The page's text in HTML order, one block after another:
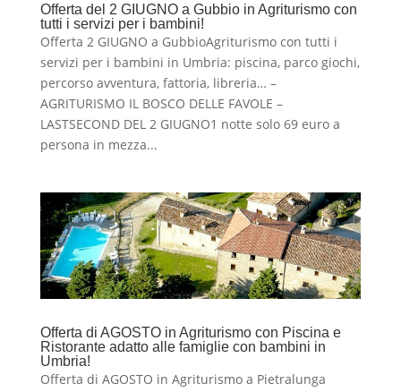
Offerta del 2 GIUGNO a Gubbio in Agriturismo con
tutti i servizi per i bambini!
Offerta 2 GIUGNO a GubbioAgriturismo con tutti i
servizi per i bambini in Umbria: piscina, parco giochi,
percorso avventura, fattoria, libreria… –
AGRITURISMO IL BOSCO DELLE FAVOLE –
LASTSECOND DEL 2 GIUGNO1 notte solo 69 euro a
persona in mezza...
Offerta di AGOSTO in Agriturismo con Piscina e
Ristorante adatto alle famiglie con bambini in
Umbria!
Offerta di AGOSTO in Agriturismo a Pietralunga